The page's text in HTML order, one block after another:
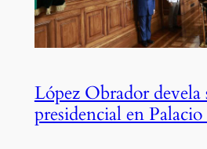
López Obrador devela
presidencial en